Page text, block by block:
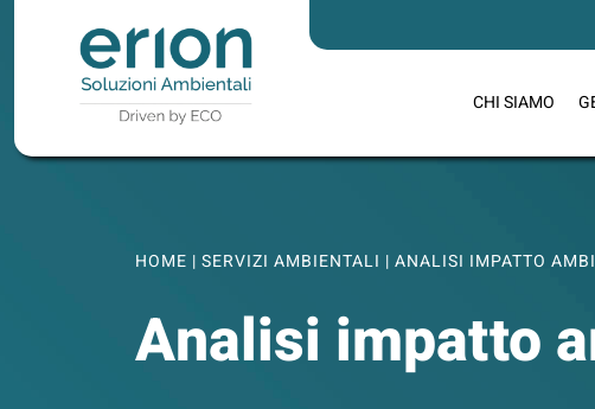
CHI SIAMO
HOME | SERVIZI AMBIENTALI | ANALISI IMPATTO
Analisi impatto